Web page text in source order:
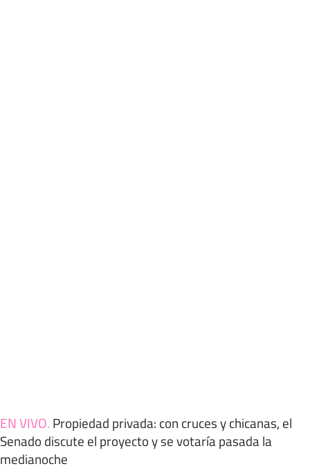
EN VIVO. Propiedad privada: con cruces y chicanas, el
Senado discute el proyecto y se votaría pasada la
medianoche